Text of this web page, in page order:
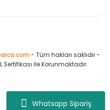
Whatsapp Sipariş
- Tüm hakları saklıdır -
Sertifikası ile Korunmaktadır.